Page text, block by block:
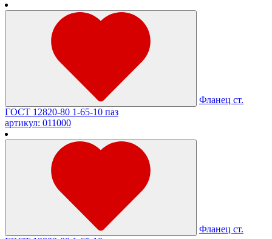
Фланец ст.
ГОСТ 12820-80 1-65-10 паз
артикул: 011000
Фланец ст.